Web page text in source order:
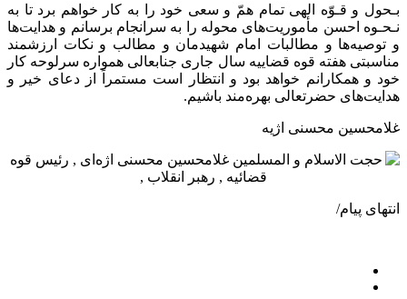
بـحول و قـوّه الهی تمام همّ و سعی خود را به کار خواهم برد تا به
نـحـوه احسن مأموریت‌های محوله را به سرانجام برسانم و هدایت‌ها
و توصیه‌ها و مطالبات امام شهیدمان و مطالب و نکات ارزشمند
مناسبتی هفته قوه قضاییه سال جاری جنابعالی همواره سرلوحه کار
خود و همکارانم خواهد بود و انتظار است مستمراً از دعای خیر و
هدایت‌های حضرتعالی بهره‌مند باشیم.
غلامحسین محسنی اژیه
انتهای پیام/